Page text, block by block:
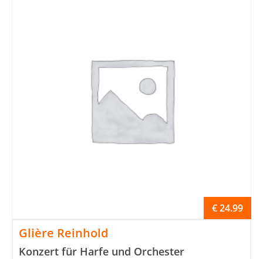
Glière Reinhold
Konzert für Harfe und Orchester
€24.99